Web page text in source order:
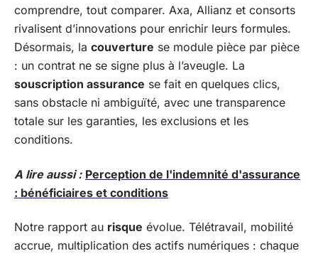
comprendre, tout comparer. Axa, Allianz et consorts
rivalisent d’innovations pour enrichir leurs formules.
Désormais, la couverture se module pièce par pièce
: un contrat ne se signe plus à l’aveugle. La
souscription assurance se fait en quelques clics,
sans obstacle ni ambiguïté, avec une transparence
totale sur les garanties, les exclusions et les
conditions.
A lire aussi : Perception de l'indemnité d'assurance
: bénéficiaires et conditions
Notre rapport au risque évolue. Télétravail, mobilité
accrue, multiplication des actifs numériques : chaque